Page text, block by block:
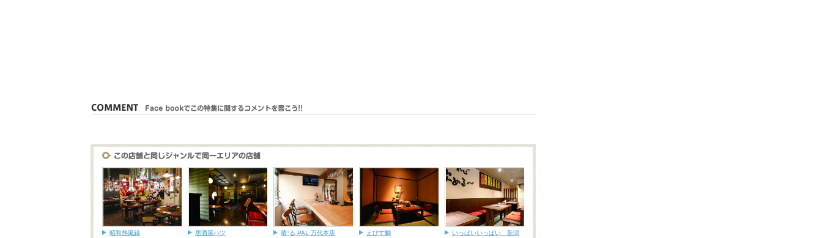
昭和熱風録 居酒屋ハツ 晴°る PAL 万代本店 えびす鯛
いっぱいいっぱい 新潟